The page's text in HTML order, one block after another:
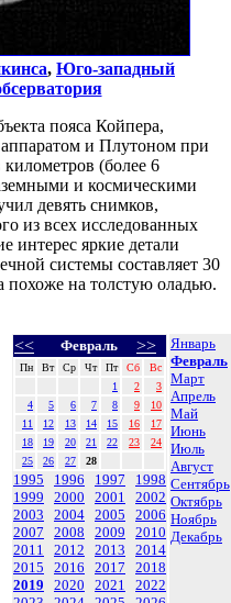
, Юго-западный
пояса Койпера,
и Плутоном при
(более 6
и космическими
девять снимков,
из всех исследованных
интерес яркие детали
системы составляет 30
похоже на толстую оладью.
<< Февраль >>
Пн Вт Ср Чт Пт Сб
Вс
1
2
3
4
5 6 7 8 9
10
11
12 13 14 15 16
17
18
19 20 21 22 23
24
25
26 27 28
1995 1996 1997
1998
1999
2000 2001
2002
2003
2004 2005
2006
2007
2008 2009
2010
2011
2012 2013
2014
2015
2016 2017
2018
2019
2020 2021
2022
Январь
Февраль
Март
Апрель
Май
Июнь
Июль
Август
Сентябрь
Октябрь
Ноябрь
Декабрь